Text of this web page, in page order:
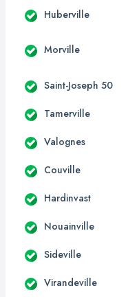
Huberville
Morville
Saint-Joseph 50
Tamerville
Valognes
Couville
Hardinvast
Nouainville
Sideville
Virandeville